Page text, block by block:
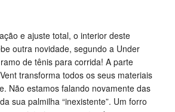
e ajuste total, o interior deste
outra novidade, segundo a Under
de tênis para corrida! A parte
transforma todos os seus materiais
Não estamos falando novamente das
sua palmilha “inexistente”. Um forro